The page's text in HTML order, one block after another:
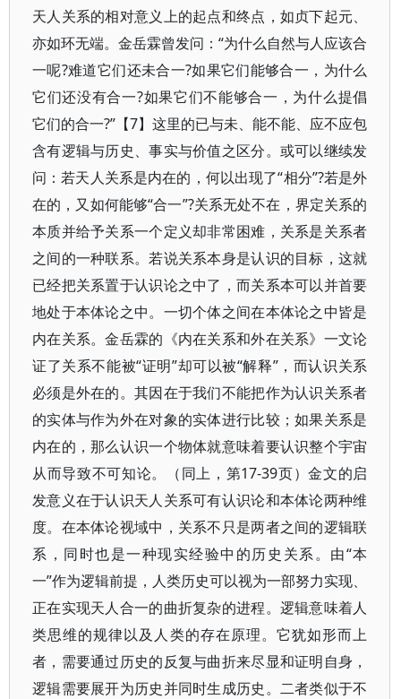
天人关系的相对意义上的起点和终点，如贞下起元、
亦如环无端。金岳霖曾发问：“为什么自然与人应该合
一呢?难道它们还未合一?如果它们能够合一，为什么
它们还没有合一?如果它们不能够合一，为什么提倡
它们的合一?”【7】这里的已与未、能不能、应不应包
含有逻辑与历史、事实与价值之区分。或可以继续发
问：若天人关系是内在的，何以出现了“相分”?若是外
在的，又如何能够“合一”?关系无处不在，界定关系的
本质并给予关系一个定义却非常困难，关系是关系者
之间的一种联系。若说关系本身是认识的目标，这就
已经把关系置于认识论之中了，而关系本可以并首要
地处于本体论之中。一切个体之间在本体论之中皆是
内在关系。金岳霖的《内在关系和外在关系》一文论
证了关系不能被“证明”却可以被“解释”，而认识关系
必须是外在的。其因在于我们不能把作为认识关系者
的实体与作为外在对象的实体进行比较；如果关系是
内在的，那么认识一个物体就意味着要认识整个宇宙
从而导致不可知论。（同上，第17-39页）金文的启
发意义在于认识天人关系可有认识论和本体论两种维
度。在本体论视域中，关系不只是两者之间的逻辑联
系，同时也是一种现实经验中的历史关系。由“本
一”作为逻辑前提，人类历史可以视为一部努力实现、
正在实现天人合一的曲折复杂的进程。逻辑意味着人
类思维的规律以及人类的存在原理。它犹如形而上
者，需要通过历史的反复与曲折来尽显和证明自身，
逻辑需要展开为历史并同时生成历史。二者类似于不